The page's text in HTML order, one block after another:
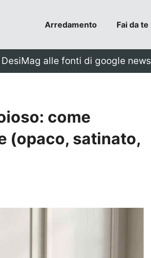
Arredamento Fai da te
alle fonti di google news
come
(opaco, satinato,